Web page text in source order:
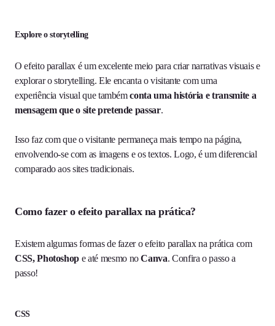
Explore o storytelling
O efeito parallax é um excelente meio para criar narrativas visuais e
explorar o storytelling. Ele encanta o visitante com uma
experiência visual que tambémconta uma história e transmite a
mensagem que o site pretende passar.
Isso faz com que o visitante permaneça mais tempo na página,
envolvendo-se com as imagens e os textos. Logo, é um diferencial
comparado aos sites tradicionais.
Como fazer o efeito parallax na prática?
Existem algumas formas de fazer o efeito parallax na prática com
CSS, Photoshop e até mesmo noCanva. Confira o passo a
passo!
CSS